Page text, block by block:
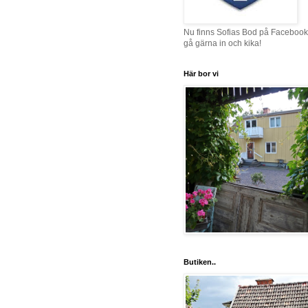
Nu finns Sofias Bod på
gå gärna in och kika!
Här bor vi
Butiken..